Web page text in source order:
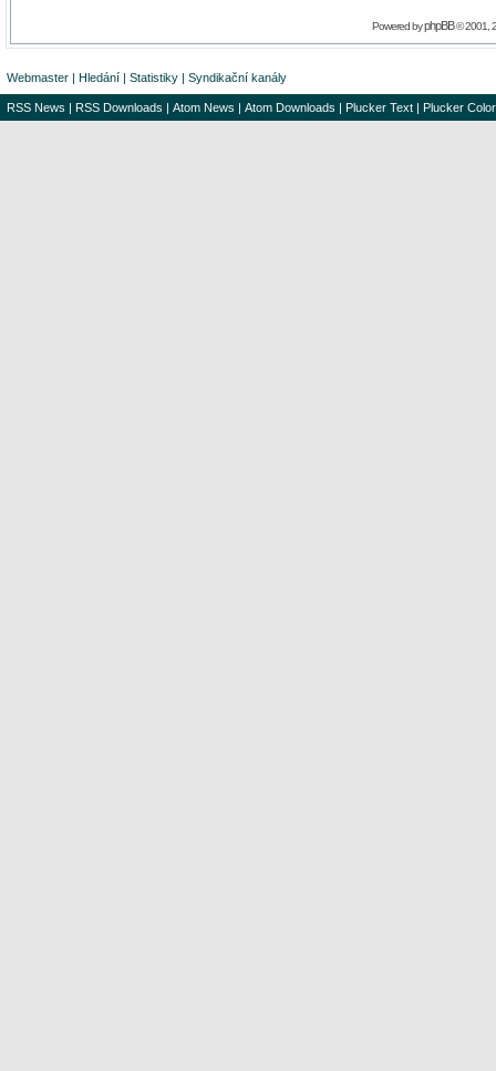
Powered byphpBB© 2001,
Webmaster | Hledání | Statistiky | Syndikační kanály
RSS News | RSS Downloads | Atom News | Atom Downloads | Plucker Text | Plucker Color